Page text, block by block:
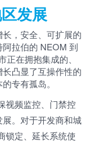
发展
，安全、可扩展的
拉伯的 NEOM 到
在拥抱集成的、
凸显了互操作性的
专有孤岛。
视频监控、门禁控
。对于开发商和城
锁定、延长系统使